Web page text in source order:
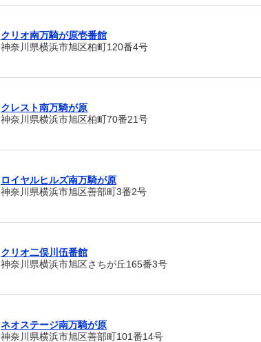
クリオ南万騎が原壱番館
神奈川県横浜市旭区柏町120番4号
クレスト南万騎が原
神奈川県横浜市旭区柏町70番21号
ロイヤルヒルズ南万騎が原
神奈川県横浜市旭区善部町3番2号
クリオ二俣川伍番館
神奈川県横浜市旭区さちが丘165番3号
ネオステージ南万騎が原
神奈川県横浜市旭区善部町101番14号